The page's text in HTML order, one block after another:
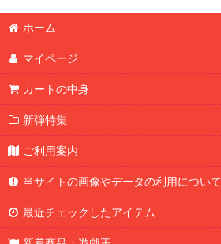
ホーム
マイページ
カートの中身
新弾特集
ご利用案内
当サイトの画像やデータの利用について
最近チェックしたアイテム